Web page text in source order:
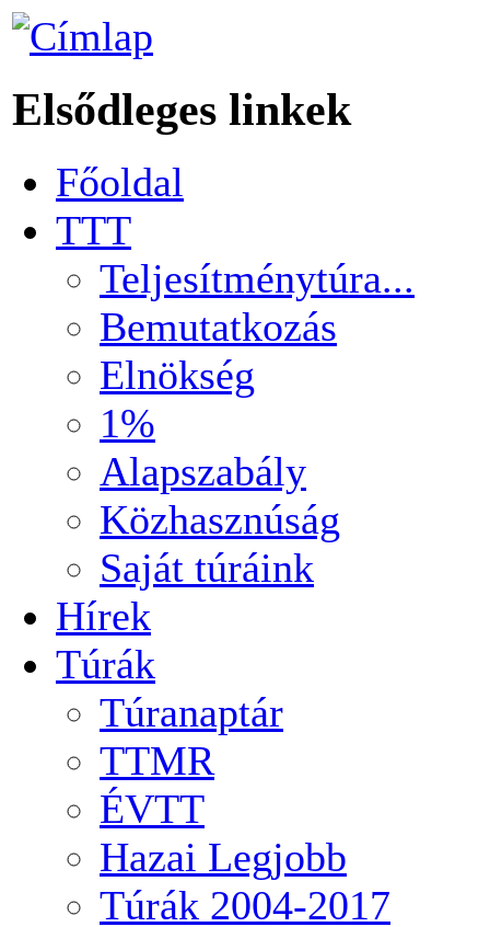
Elsődleges linkek
Főoldal
TTT
Teljesítménytúra...
Bemutatkozás
Elnökség
1%
Alapszabály
Közhasznúság
Saját túráink
Hírek
Túrák
Túranaptár
TTMR
ÉVTT
Hazai Legjobb
Túrák 2004-2017